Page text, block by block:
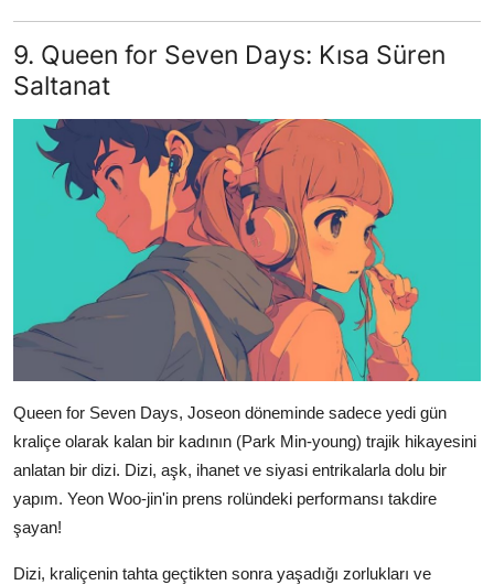
9. Queen for Seven Days: Kısa Süren
Saltanat
Queen for Seven Days, Joseon döneminde sadece yedi gün
kraliçe olarak kalan bir kadının (Park Min-young) trajik hikayesini
anlatan bir dizi. Dizi, aşk, ihanet ve siyasi entrikalarla dolu bir
yapım. Yeon Woo-jin'in prens rolündeki performansı takdire
şayan!
Dizi, kraliçenin tahta geçtikten sonra yaşadığı zorlukları ve